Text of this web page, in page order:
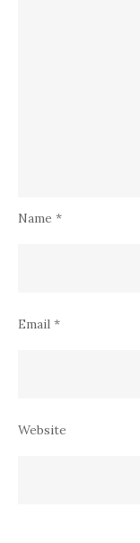
Name *
Email *
Website